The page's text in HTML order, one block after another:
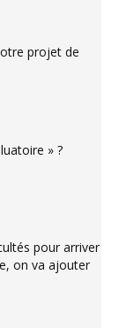
projet de
» ?
pour arriver
on va ajouter